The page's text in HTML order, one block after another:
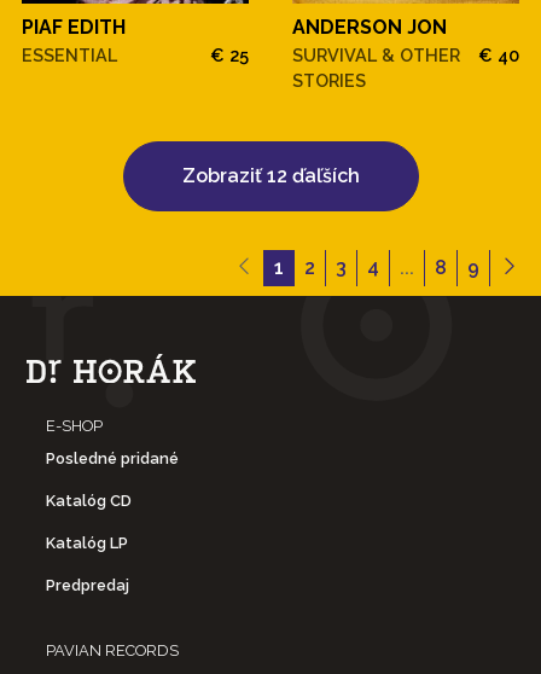
PIAF EDITH
ESSENTIAL € 25
ANDERSON JON
SURVIVAL & OTHER
STORIES
€ 40
Zobraziť 12 ďaľších
1 2 3 4 ... 8 9
E-SHOP
Posledné pridané
Katalóg CD
Katalóg LP
Predpredaj
PAVIAN RECORDS